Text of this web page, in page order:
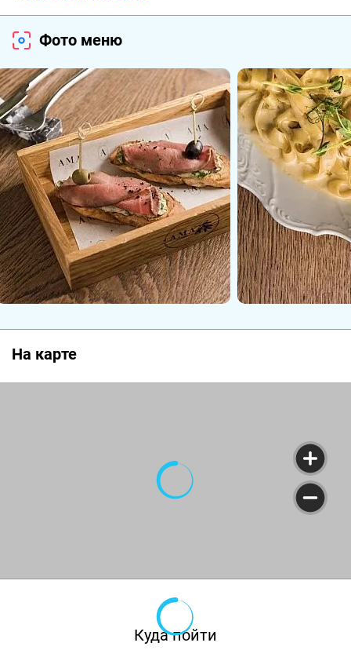
За кухню отвечает бренд-шеф Федор
Солодкин (Булошная, Сенполия, Идома,
Амаджио). В его меню авторские позиции
блюд с нетривиальными сочетаниями
ингредиентов и акцентными соусами.
В барной карте оригинальные коктейли и
твисты на классику, а так же богатый выбор
изысканных вин.
Атмосферу поддерживает живая музыка по
вечерам и люди, поклоняющиеся культуре
Фото меню
На карте
Куда пойти